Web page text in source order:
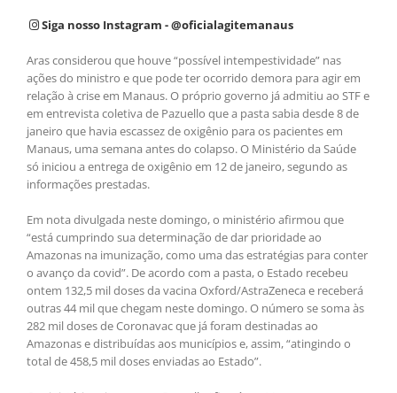
Siga nosso Instagram - @oficialagitemanaus
Aras considerou que houve “possível intempestividade” nas
ações do ministro e que pode ter ocorrido demora para agir em
relação à crise em Manaus. O próprio governo já admitiu ao STF e
em entrevista coletiva de Pazuello que a pasta sabia desde 8 de
janeiro que havia escassez de oxigênio para os pacientes em
Manaus, uma semana antes do colapso. O Ministério da Saúde
só iniciou a entrega de oxigênio em 12 de janeiro, segundo as
informações prestadas.
Em nota divulgada neste domingo, o ministério afirmou que
“está cumprindo sua determinação de dar prioridade ao
Amazonas na imunização, como uma das estratégias para conter
o avanço da covid”. De acordo com a pasta, o Estado recebeu
ontem 132,5 mil doses da vacina Oxford/AstraZeneca e receberá
outras 44 mil que chegam neste domingo. O número se soma às
282 mil doses de Coronavac que já foram destinadas ao
Amazonas e distribuídas aos municípios e, assim, “atingindo o
total de 458,5 mil doses enviadas ao Estado”.